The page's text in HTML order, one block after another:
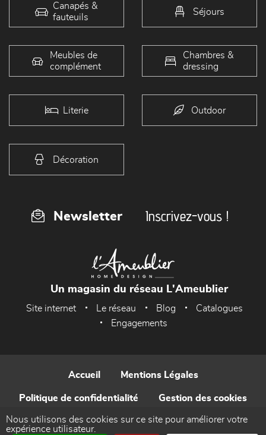
Canapés &
fauteuils
Séjours
Meubles de
complément
Chambres &
dressing
Literie Outdoor
Décoration
Newsletter Inscrivez-vous !
Un magasin du réseau L'Ameublier
Site internet Le réseau Blog
Catalogues
Engagements
Accueil Mentions Légales
Politique de confidentialité Gestion des cookies
Contact
Nous utilisons des cookies sur ce site pour améliorer votre
expérience utilisateur.